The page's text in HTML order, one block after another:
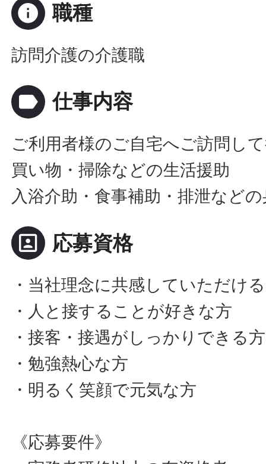
info 職種
訪問介護の介護職
label 仕事内容
ご利用者様のご自宅へご訪問し
買い物・掃除などの生活援助
入浴介助・食事補助・排泄など
portrait 応募資格
・当社理念に共感していただけ
・人と接することが好きな方
・接客・接遇がしっかりできる方
・勉強熱心な方
・明るく笑顔で元気な方
《応募要件》